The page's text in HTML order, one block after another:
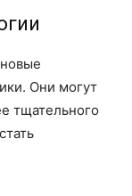
Они могут
тщательного